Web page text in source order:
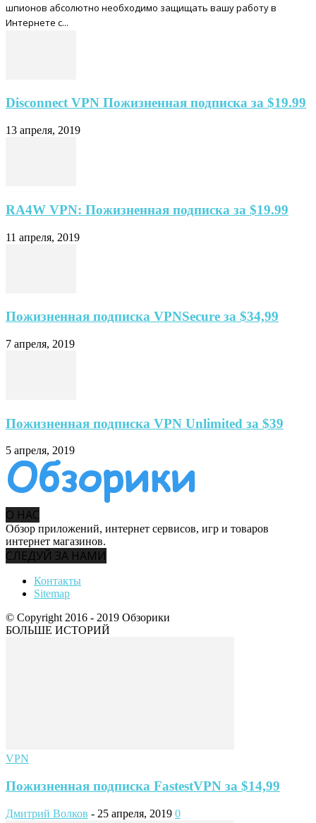
шпионов абсолютно необходимо защищать вашу работу в
Интернете с...
Disconnect VPN Пожизненная подписка за $19.99
13 апреля, 2019
RA4W VPN: Пожизненная подписка за $19.99
11 апреля, 2019
Пожизненная подписка VPNSecure за $34,99
7 апреля, 2019
Пожизненная подписка VPN Unlimited за $39
5 апреля, 2019
О НАС
Обзор приложений, интернет сервисов, игр и товаров
интернет магазинов.
СЛЕДУЙ ЗА НАМИ
Контакты
Sitemap
© Copyright 2016 - 2019 Обзорики
БОЛЬШЕ ИСТОРИЙ
VPN
Пожизненная подписка FastestVPN за $14,99
Дмитрий Волков - 25 апреля, 2019 0